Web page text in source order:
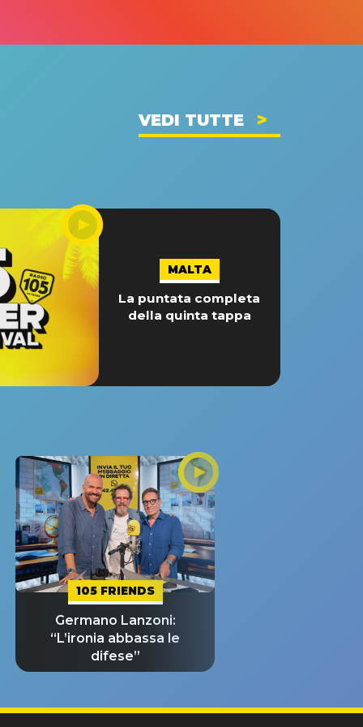
VEDI TUTTE
MALTA
La puntata completa
della quinta tappa
105 FRIENDS
Germano Lanzoni:
“L’ironia abbassa le
difese”